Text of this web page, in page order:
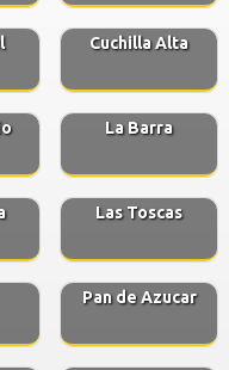
Cuchilla Alta
La Barra
Las Toscas
Pan de Azucar